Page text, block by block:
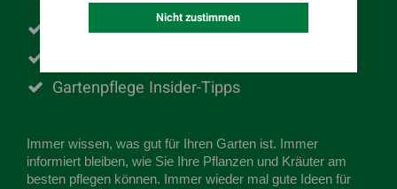
Inspiration für Ihren Garten
Gartenpflege Insider-Tipps
Immer wissen, was gut für Ihren Garten ist. Immer
informiert bleiben, wie Sie Ihre Pflanzen und Kräuter am
besten pflegen können. Immer wieder mal gute Ideen für
Nicht zustimmen